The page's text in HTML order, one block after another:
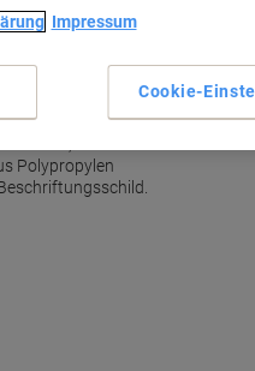
ist, wie ihr
Polypropylen
Impressum
Cookie-